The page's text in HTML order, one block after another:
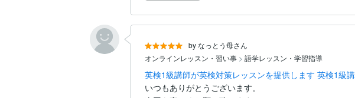
by なっとう母さん
オンラインレッスン・習い事 > 語学レッスン・学習指導
英検1級講師が英検対策レッスンを提供します 英検1級
いつもありがとうございます。